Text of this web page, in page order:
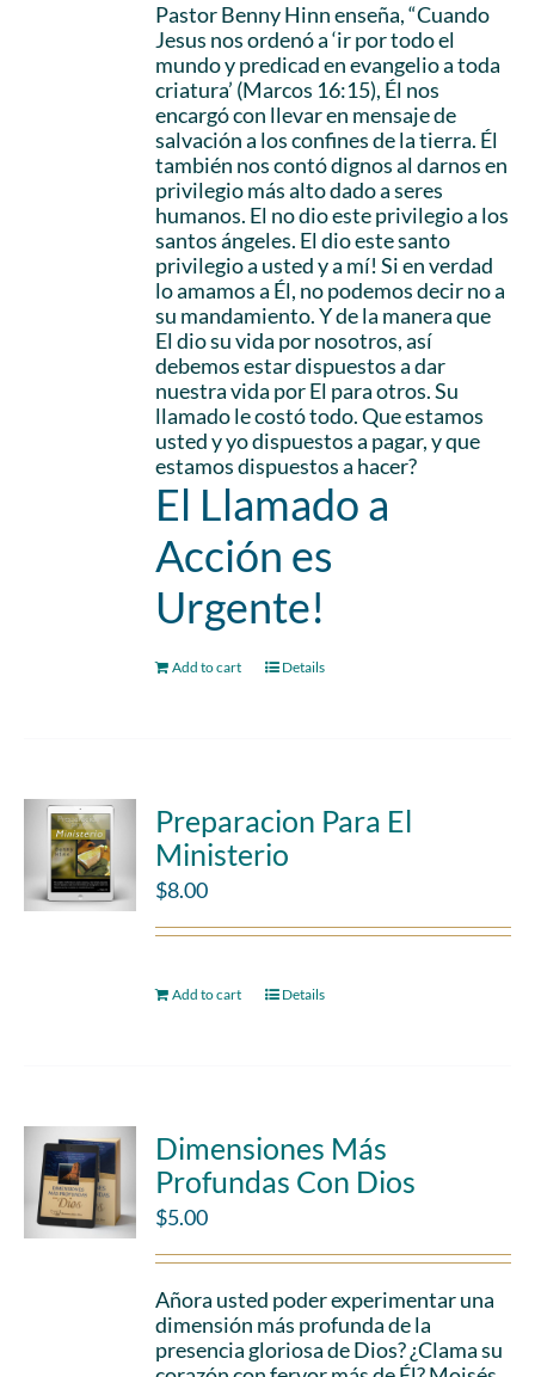
Pastor Benny Hinn enseña, “Cuando
Jesus nos ordenó a ‘ir por todo el
mundo y predicad en evangelio a toda
criatura’ (Marcos 16:15), Él nos
encargó con llevar en mensaje de
salvación a los confines de la tierra. Él
también nos contó dignos al darnos en
privilegio más alto dado a seres
humanos. El no dio este privilegio a los
santos ángeles. El dio este santo
privilegio a usted y a mí! Si en verdad
lo amamos a Él, no podemos decir no a
su mandamiento. Y de la manera que
El dio su vida por nosotros, así
debemos estar dispuestos a dar
nuestra vida por El para otros. Su
llamado le costó todo. Que estamos
usted y yo dispuestos a pagar, y que
estamos dispuestos a hacer?
El Llamado a
Acción es
Urgente!
Add to cart Details
Preparacion Para El
Ministerio
$8.00
Add to cart Details
Dimensiones Más
Profundas Con Dios
$5.00
Añora usted poder experimentar una
dimensión más profunda de la
presencia gloriosa de Dios? ¿Clama su